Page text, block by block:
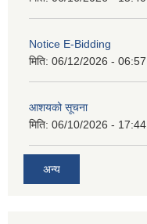
Notice E-Bidding
मिति: 06/12/2026 - 06:57
आशयको सूचना
मिति: 06/10/2026 - 17:44
अन्य